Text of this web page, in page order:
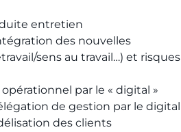
entretien
des nouvelles
sens au travail…) et risques
par le « digital »
de gestion par le digital
des clients